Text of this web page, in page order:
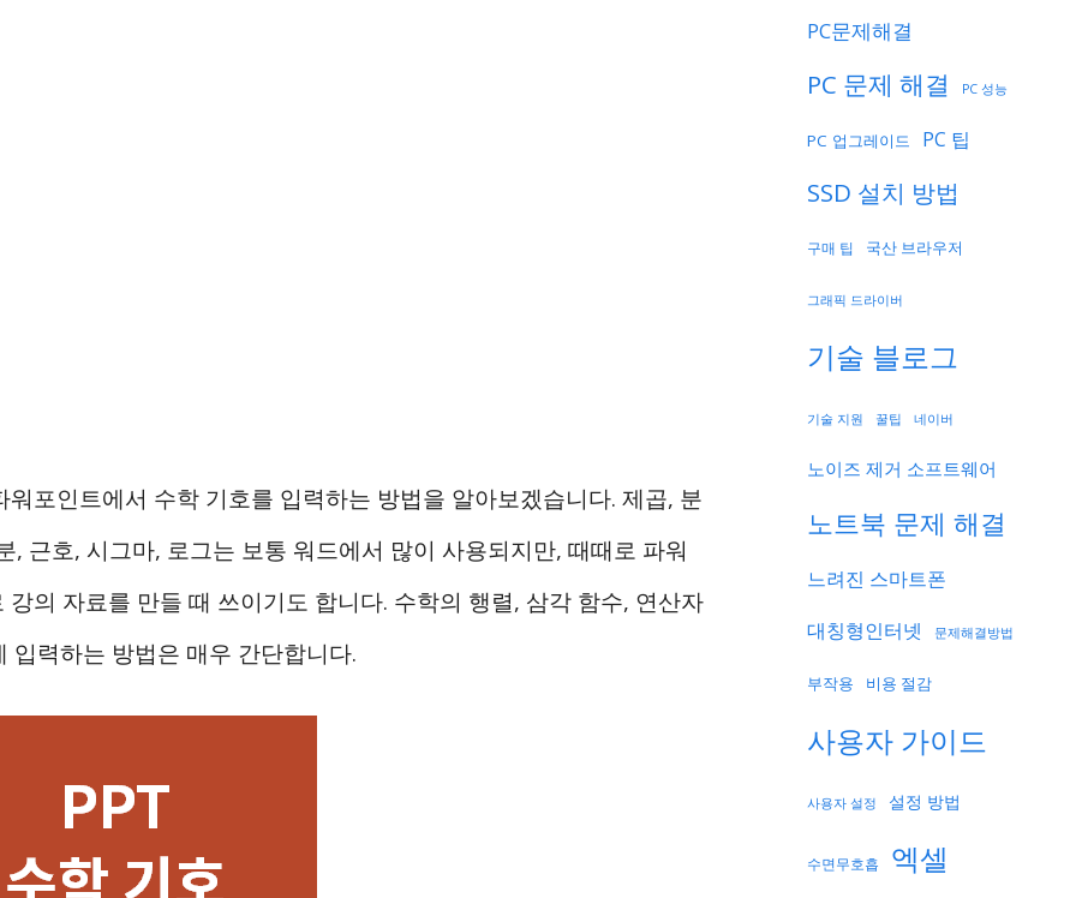
워포인트에서 수학 기호를 입력하는 방법을 알아보겠습니다. 제곱, 분
, 근호, 시그마, 로그는 보통 워드에서 많이 사용되지만, 때때로 파워
강의 자료를 만들 때 쓰이기도 합니다. 수학의 행렬, 삼각 함수, 연산자
입력하는 방법은 매우 간단합니다.
PC문제해결
PC 문제 해결 PC 성능
PC 업그레이드 PC 팁
SSD 설치 방법
구매 팁 국산 브라우저
그래픽 드라이버
기술 블로그
기술 지원 꿀팁 네이버
노이즈 제거 소프트웨어
노트북 문제 해결
느려진 스마트폰
대칭형인터넷
문제해결방법
부작용 비용 절감
사용자 가이드
사용자 설정 설정 방법
수면무호흡 엑셀